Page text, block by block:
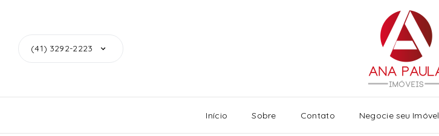
(41) 3292-2223
Início Sobre Contato Negocie seu Imóvel